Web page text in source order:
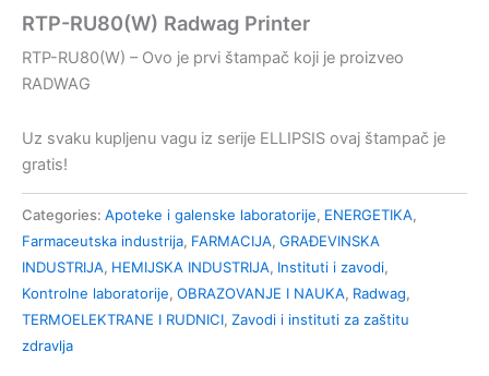
RTP-RU80(W) Radwag Printer
RTP-RU80(W) – Ovo je prvi štampač koji je proizveo
RADWAG
Uz svaku kupljenu vagu iz serije ELLIPSIS ovaj štampač je
gratis!
Categories: Apoteke i galenske laboratorije, ENERGETIKA,
Farmaceutska industrija, FARMACIJA, GRAĐEVINSKA
INDUSTRIJA, HEMIJSKA INDUSTRIJA, Instituti i zavodi,
Kontrolne laboratorije, OBRAZOVANJE I NAUKA, Radwag,
TERMOELEKTRANE I RUDNICI, Zavodi i instituti za zaštitu
zdravlja